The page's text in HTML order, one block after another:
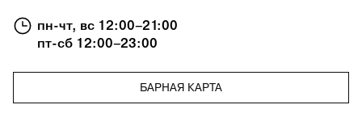
пн-чт, вс 12:00–21:00
пт-сб 12:00–23:00
БАРНАЯ КАРТА